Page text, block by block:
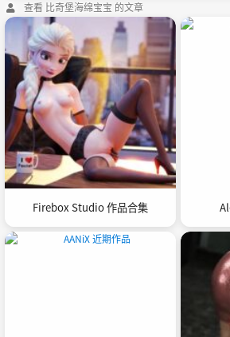
查看 比奇堡海绵宝宝 的文章
Firebox Studio 作品合集